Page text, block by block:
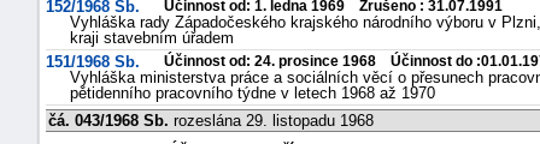
152/1968 Sb.
Účinnost od: 1. ledna 1969 Zrušeno : 31.07.1991
Vyhláška rady Západočeského krajského národního výboru v
kraji stavebním úřadem
151/1968 Sb.
Účinnost od: 24. prosince 1968 Účinnost do
Vyhláška ministerstva práce a sociálních věcí o přesunech
pětidenního pracovního týdne v letech 1968 až 1970
čá. 043/1968 Sb. rozeslána 29. listopadu 1968